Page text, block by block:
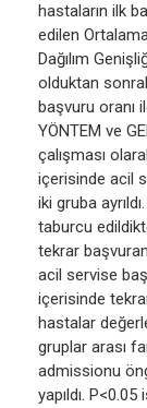
hastaların ilk
edilen
Dağılım
olduktan
başvuru oranı
YÖNTEM ve
çalışması
içerisinde acil
iki gruba
taburcu
tekrar
acil servise
içerisinde
hastalar
gruplar arası
admissionu
yapıldı.